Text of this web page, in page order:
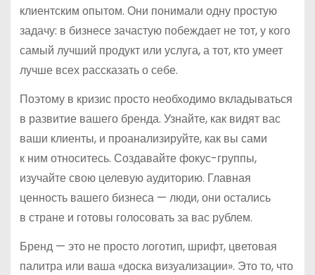
клиентским опытом. Они понимали одну простую
задачу: в бизнесе зачастую побеждает не тот, у кого
самый лучший продукт или услуга, а тот, кто умеет
лучше всех рассказать о себе.
Поэтому в кризис просто необходимо вкладываться
в развитие вашего бренда. Узнайте, как видят вас
ваши клиенты, и проанализируйте, как вы сами
к ним относитесь. Создавайте фокус-группы,
изучайте свою целевую аудиторию. Главная
ценность вашего бизнеса — люди, они остались
в стране и готовы голосовать за вас рублем.
Бренд — это не просто логотип, шрифт, цветовая
палитра или ваша «доска визуализации». Это то, что